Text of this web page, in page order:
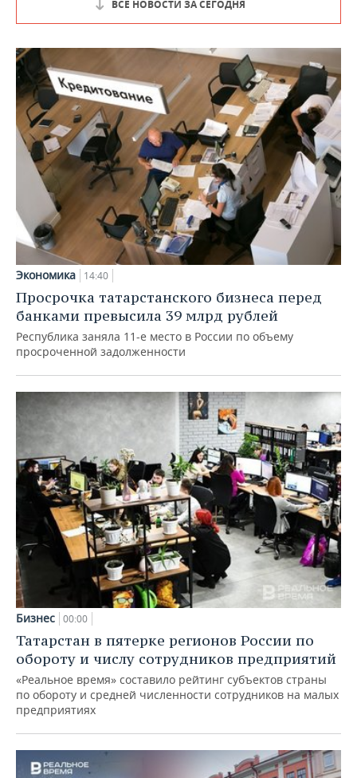
ВСЕ НОВОСТИ ЗА СЕГОДНЯ
Экономика 14:40
Просрочка татарстанского бизнеса перед
банками превысила 39 млрд рублей
Республика заняла 11-е место в России по объему
просроченной задолженности
Бизнес 00:00
Татарстан в пятерке регионов России по
обороту и числу сотрудников предприятий
«Реальное время» составило рейтинг субъектов страны
по обороту и средней численности сотрудников на малых
предприятиях